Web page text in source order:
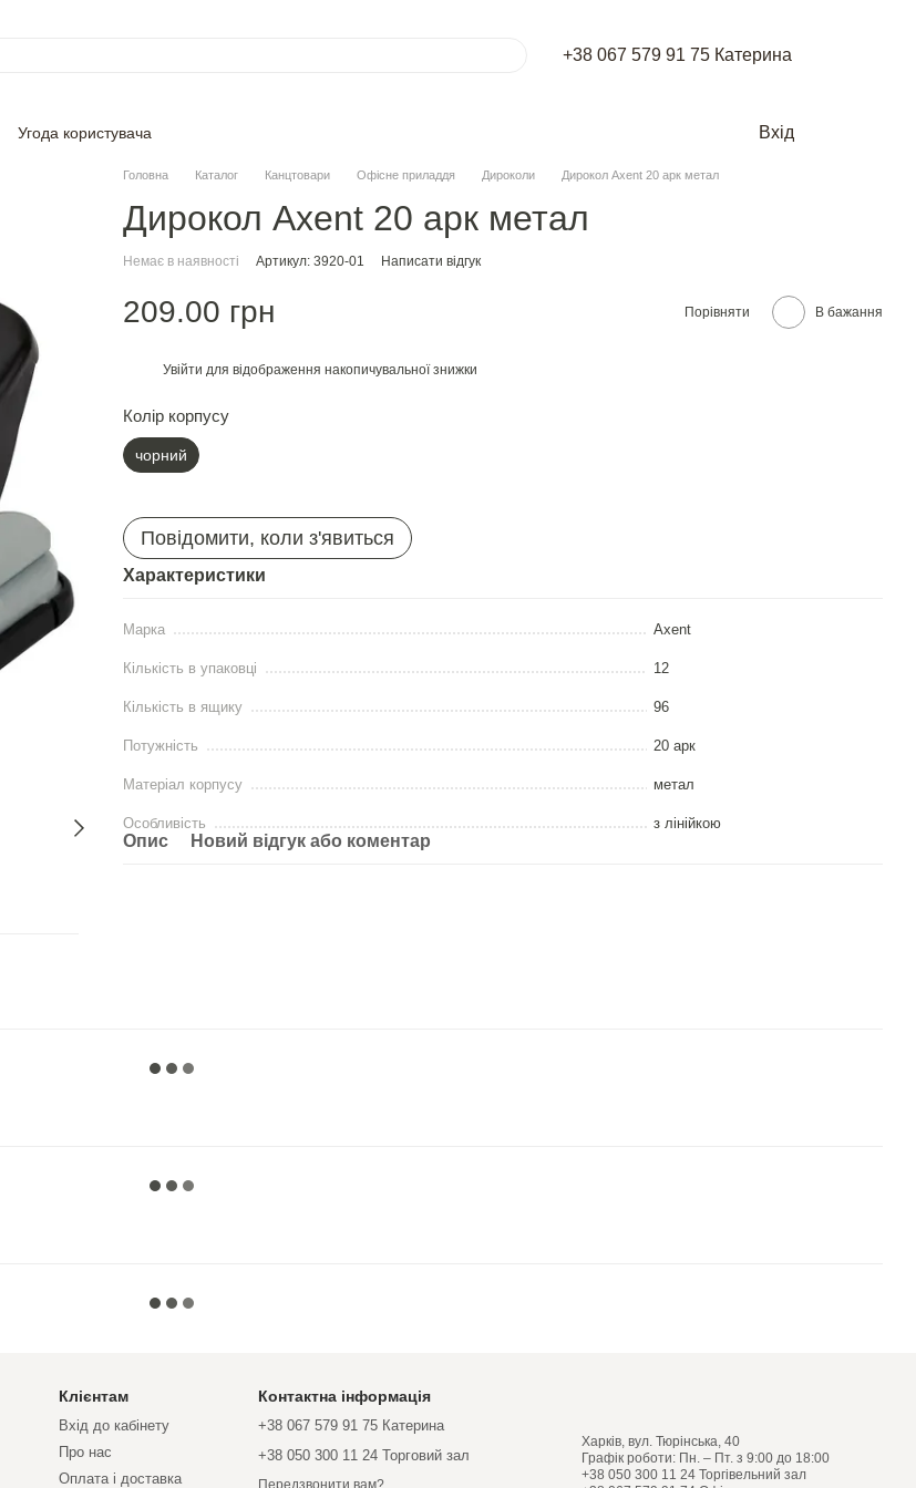
+38 067 579 91 75 Катерина
Угода користувача Вхід
Головна Каталог Канцтовари Офісне приладдя Дироколи Дирокол Axent 20 арк метал
Дирокол Axent 20 арк метал
Немає в наявності Артикул: 3920-01 Написати відгук
209.00 грн Порівняти В бажання
Увійти для відображення накопичувальної знижки
Колір корпусу
чорний
Повідомити, коли з'явиться
Характеристики
Марка Axent
Кількість в упаковці 12
Кількість в ящику 96
Потужність 20 арк
Матеріал корпусу метал
Особливість з лінійкою
Опис Новий відгук або коментар
Клієнтам
Вхід до кабінету
Про нас
Оплата і доставка
Контактна інформація
+38 067 579 91 75 Катерина
+38 050 300 11 24 Торговий зал
Харків, вул. Тюрінська, 40
Графік роботи: Пн. – Пт. з 9:00 до 18:00
+38 050 300 11 24 Торгівельний зал